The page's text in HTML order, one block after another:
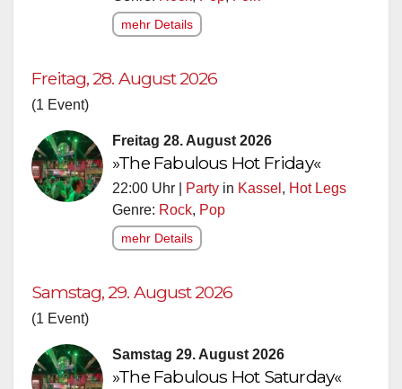
mehr Details
Freitag, 28. August 2026
(1 Event)
Freitag 28. August 2026
»The Fabulous Hot Friday«
22:00 Uhr | Party in Kassel , Hot Legs
Genre: Rock, Pop
mehr Details
Samstag, 29. August 2026
(1 Event)
Samstag 29. August 2026
»The Fabulous Hot Saturday«